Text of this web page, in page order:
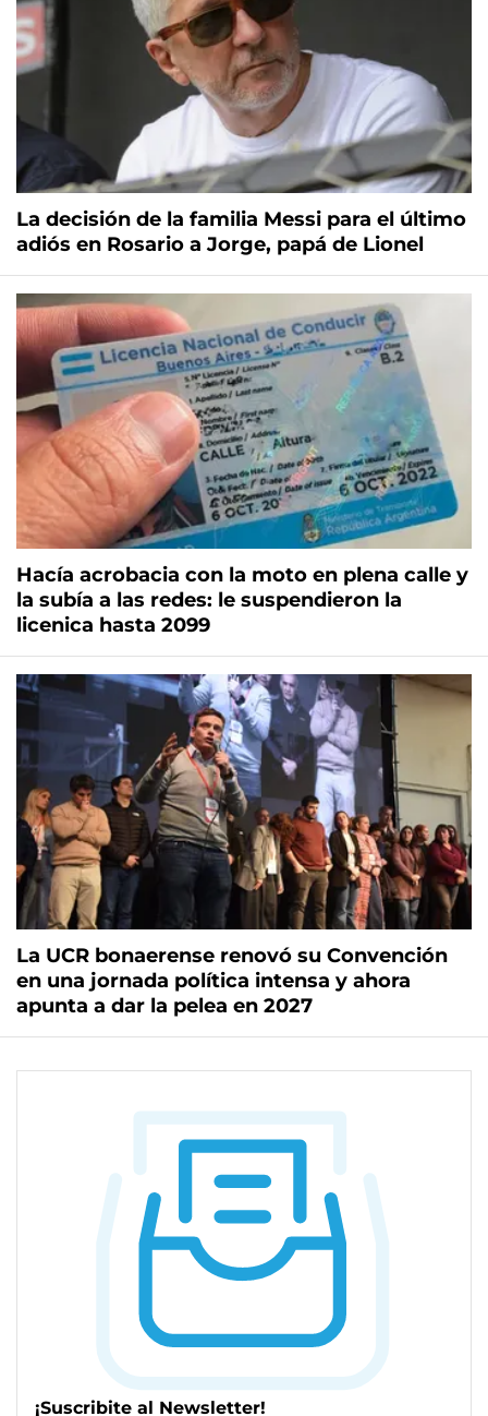
La decisión de la familia Messi para el último
adiós en Rosario a Jorge, papá de Lionel
Hacía acrobacia con la moto en plena calle y
la subía a las redes: le suspendieron la
licenica hasta 2099
La UCR bonaerense renovó su Convención
en una jornada política intensa y ahora
apunta a dar la pelea en 2027
¡Suscribite al Newsletter!